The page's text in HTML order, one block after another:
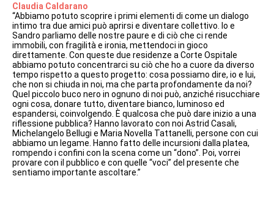
Claudia Caldarano
“Abbiamo potuto scoprire i primi elementi di come un dialogo
intimo tra due amici può aprirsi e diventare collettivo. Io e
Sandro parliamo delle nostre paure e di ciò che ci rende
immobili, con fragilità e ironia, mettendoci in gioco
direttamente. Con queste due residenze a Corte Ospitale
abbiamo potuto concentrarci su ciò che ho a cuore da diverso
tempo rispetto a questo progetto: cosa possiamo dire, io e lui,
che non si chiuda in noi, ma che parta profondamente da noi?
Quel piccolo buco nero in ognuno di noi può, anziché risucchiare
ogni cosa, donare tutto, diventare bianco, luminoso ed
espandersi, coinvolgendo. È qualcosa che può dare inizio a una
riflessione pubblica? Hanno lavorato con noi Astrid Casali,
Michelangelo Bellugi e Maria Novella Tattanelli, persone con cui
abbiamo un legame. Hanno fatto delle incursioni dalla platea,
rompendo i confini con la scena come un “dono”. Poi, vorrei
provare con il pubblico e con quelle “voci” del presente che
sentiamo importante ascoltare.”